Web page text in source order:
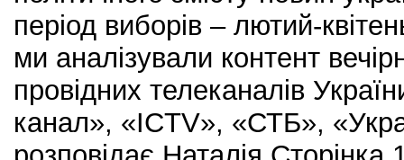
період виборів – лютий-
ми аналізували контент
провідних телеканалів
канал», «ICTV», «СТБ»,